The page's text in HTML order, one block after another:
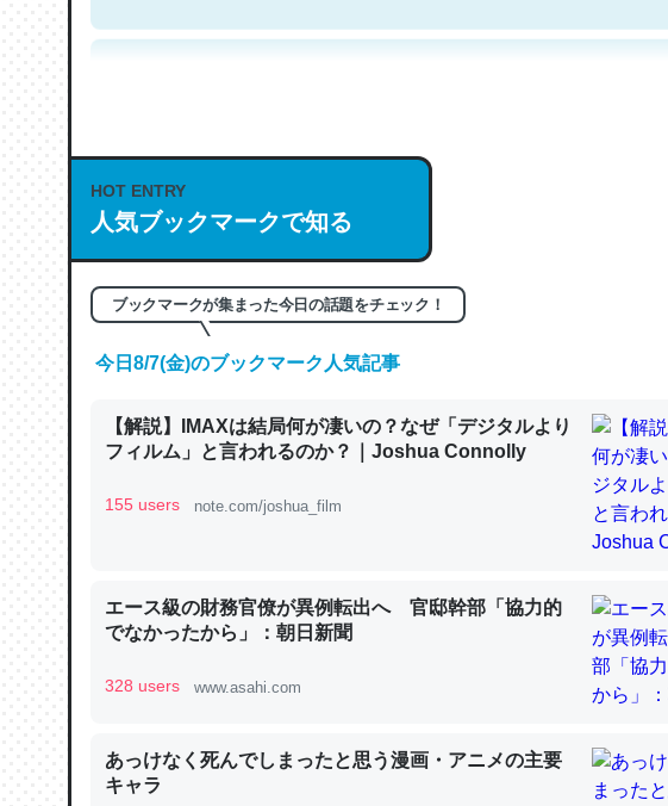
これは良記事。32768トークンだと英語小説100ページ分くらい。小説で
の伏線」は回収されないけど、短期記憶というには多い分量。進化すれ
やすく強くなりそう
昆虫ってカルシウム少ないのか。知らんかった。調べたらコオロギのカ
─ニュース :: 【研究発表】昆虫学の大問題＝「昆虫はなぜ海にいないのか」に関する
論文では「淡水はカルシウムも酸素も不足してて両方に不利だから両方
は」とあって面白い。海にいる鋏角類（カブトガニ・ウミグモ）はカル
HOT ENTRY
人気ブックマークで知る
ブックマークが集まった今日の話題をチェック！
今日8/7(金)のブックマーク人気記事
【解説】IMAXは結局何が凄いの？なぜ「デジタルより
フィルム」と言われるのか？｜Joshua Connolly
155 users note.com/joshua_film
エース級の財務官僚が異例転出へ 官邸幹部「協力的
でなかったから」：朝日新聞
328 users www.asahi.com
あっけなく死んでしまったと思う漫画・アニメの主要
キャラ